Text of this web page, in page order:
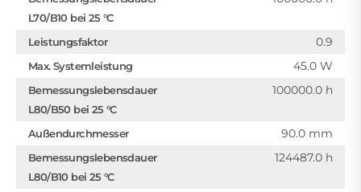
L70/B10 bei 25 °C
Leistungsfaktor 0.9
Max. Systemleistung 45.0 W
Bemessungslebensdauer
L80/B50 bei 25 °C
100000.0 h
Außendurchmesser 90.0 mm
Bemessungslebensdauer
L80/B10 bei 25 °C
124487.0 h